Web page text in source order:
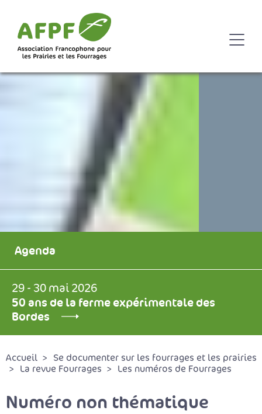
Agenda
29 - 30 mai 2026
50 ans de la ferme expérimentale des
Bordes
Accueil
Se documenter sur les fourrages et les prairies
La revue Fourrages
Les numéros de Fourrages
Numéro non thématique